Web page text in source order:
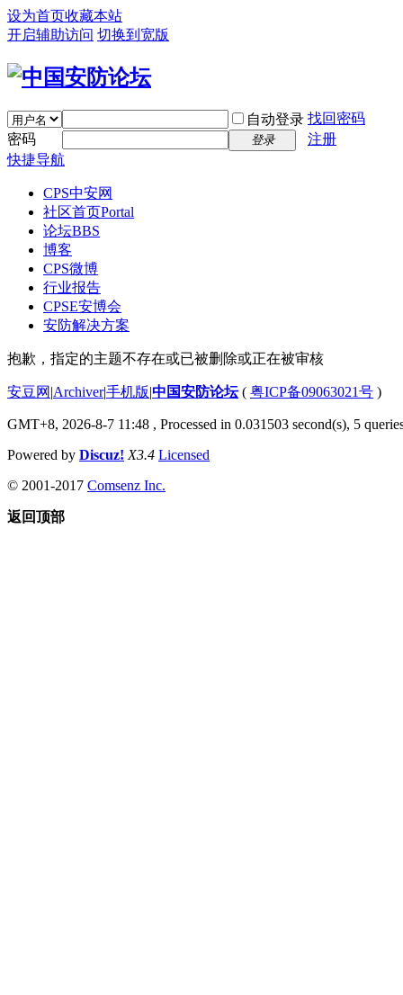
设为首页收藏本站
开启辅助访问 切换到宽版
自动登录 找回密码
密码
登录
注册
快捷导航
CPS中安网
社区首页Portal
论坛BBS
博客
CPS微博
行业报告
CPSE安博会
安防解决方案
抱歉，指定的主题不存在或已被删除或正在被审核
安豆网 |Archiver|手机版|中国安防论坛( 粤ICP备09063021号 )
GMT+8, 2026-8-7 11:48 , Processed in 0.031503 second(s), 5
Powered by Discuz! X3.4 Licensed
© 2001-2017 Comsenz Inc.
返回顶部